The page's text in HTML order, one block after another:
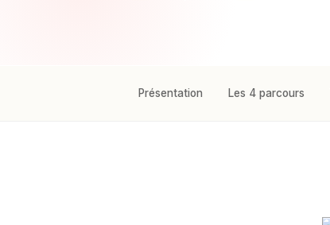
Présentation Les 4 parcours